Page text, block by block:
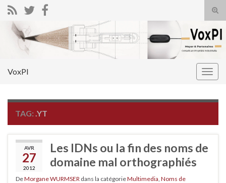
Search for:
VoxPI
TAG: .YT
AVR
27
2012
Les IDNs ou la fin des noms de
domaine mal orthographiés
DeMorgane WURMSER dans la catégorieMultimedia Noms de